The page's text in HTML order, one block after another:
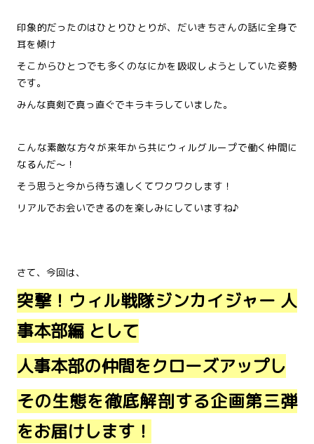
印象的だったのはひとりひとりが、だいきちさんの話に全身で
耳を傾け
そこからひとつでも多くのなにかを吸収しようとしていた姿勢
です。
みんな真剣で真っ直ぐでキラキラしていました。
こんな素敵な方々が来年から共にウィルグループで働く仲間に
なるんだ～！
そう思うと今から待ち遠しくてワクワクします！
リアルでお会いできるのを楽しみにしていますね♪
さて、今回は、
突撃！ウィル戦隊ジンカイジャー 人
事本部編 として
人事本部の仲間をクローズアップし
その生態を徹底解剖する企画第三弾
をお届けします！